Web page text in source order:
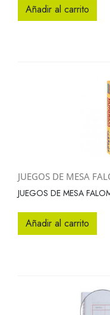
Añadir al carrito
JUEGOS DE MESA
JUEGOS DE MESA
Añadir al carrito